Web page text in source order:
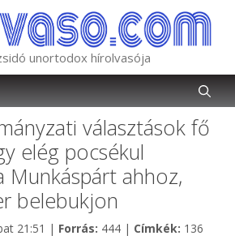
unortodox hírolvasója
választások fő
elég pocsékul
Munkáspárt ahhoz,
belebukjon
21:51 | Forrás: Kategória
444 | Címkék: Címkék
136